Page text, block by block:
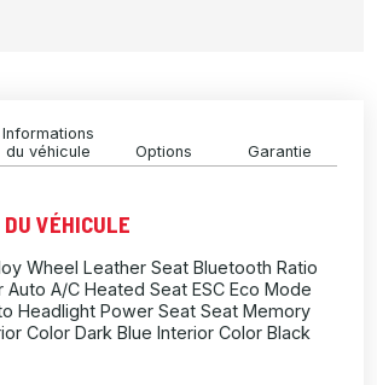
Informations
du véhicule
Options Garantie
VÉHICULE
Wheel Leather Seat Bluetooth Ratio
Auto A/C Heated Seat ESC Eco Mode
Headlight Power Seat Seat Memory
Color Dark Blue Interior Color Black